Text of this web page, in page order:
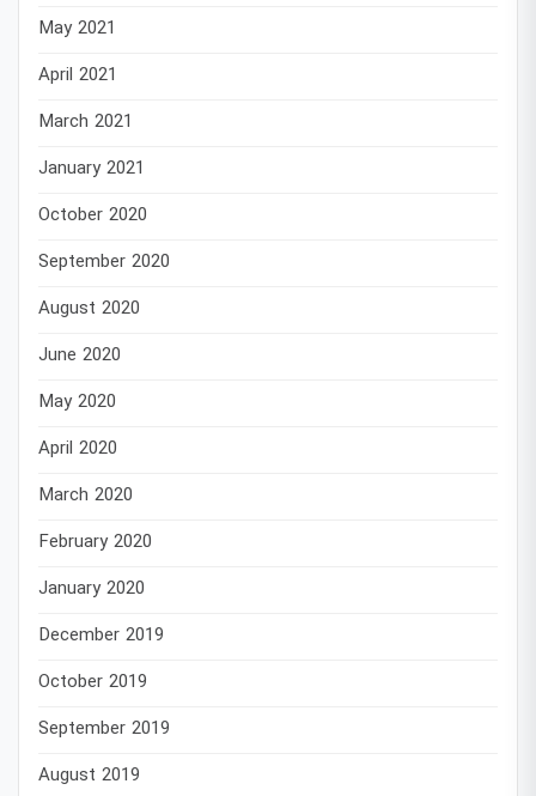
May 2021
April 2021
March 2021
January 2021
October 2020
September 2020
August 2020
June 2020
May 2020
April 2020
March 2020
February 2020
January 2020
December 2019
October 2019
September 2019
August 2019